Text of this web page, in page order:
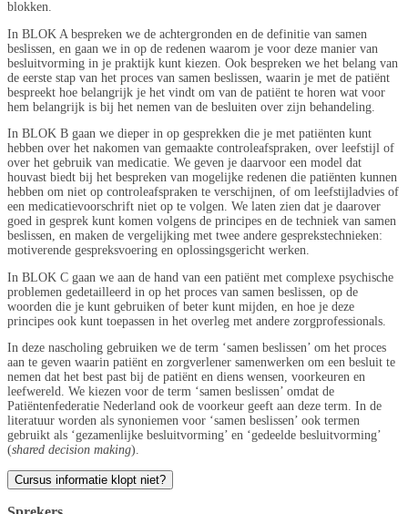
blokken.
In BLOK A bespreken we de achtergronden en de definitie van samen
beslissen, en gaan we in op de redenen waarom je voor deze manier van
besluitvorming in je praktijk kunt kiezen. Ook bespreken we het belang van
de eerste stap van het proces van samen beslissen, waarin je met de patiënt
bespreekt hoe belangrijk je het vindt om van de patiënt te horen wat voor
hem belangrijk is bij het nemen van de besluiten over zijn behandeling.
In BLOK B gaan we dieper in op gesprekken die je met patiënten kunt
hebben over het nakomen van gemaakte controleafspraken, over leefstijl of
over het gebruik van medicatie. We geven je daarvoor een model dat
houvast biedt bij het bespreken van mogelijke redenen die patiënten kunnen
hebben om niet op controleafspraken te verschijnen, of om leefstijladvies of
een medicatievoorschrift niet op te volgen. We laten zien dat je daarover
goed in gesprek kunt komen volgens de principes en de techniek van samen
beslissen, en maken de vergelijking met twee andere gesprekstechnieken:
motiverende gespreksvoering en oplossingsgericht werken.
In BLOK C gaan we aan de hand van een patiënt met complexe psychische
problemen gedetailleerd in op het proces van samen beslissen, op de
woorden die je kunt gebruiken of beter kunt mijden, en hoe je deze
principes ook kunt toepassen in het overleg met andere zorgprofessionals.
In deze nascholing gebruiken we de term ‘samen beslissen’ om het proces
aan te geven waarin patiënt en zorgverlener samenwerken om een besluit te
nemen dat het best past bij de patiënt en diens wensen, voorkeuren en
leefwereld. We kiezen voor de term ‘samen beslissen’ omdat de
Patiëntenfederatie Nederland ook de voorkeur geeft aan deze term. In de
literatuur worden als synoniemen voor ‘samen beslissen’ ook termen
gebruikt als ‘gezamenlijke besluitvorming’ en ‘gedeelde besluitvorming’
(shared decision making).
Cursus informatie klopt niet?